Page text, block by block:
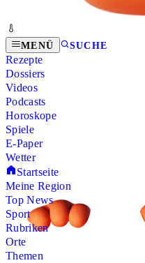
MENÜ SUCHE
Rezepte
Dossiers
Videos
Podcasts
Horoskope
Spiele
E-Paper
Wetter
Startseite
Meine Region
Top News
Sport
Rubriken
Orte
Themen